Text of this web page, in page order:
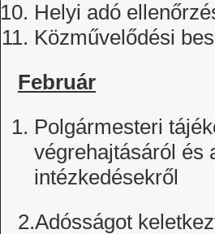
Helyi adó
Közművelődési
Február
Polgármesteri
végrehajtásáról és
intézkedésekről
2.Adósságot